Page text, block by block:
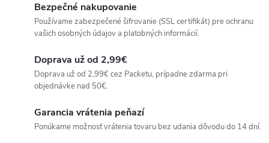
Bezpečné nakupovanie
Používame zabezpečené šifrovanie (SSL certifikát) pre ochranu
vašich osobných údajov a platobných informácií.
Doprava už od 2,99€
Doprava už od 2,99€ cez Packetu, prípadne zdarma pri
objednávke nad 50€.
Garancia vrátenia peňazí
Ponúkame možnosť vrátenia tovaru bez udania dôvodu do 14 dní.